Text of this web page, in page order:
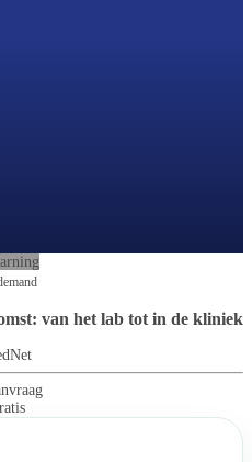
van het lab tot in de kliniek